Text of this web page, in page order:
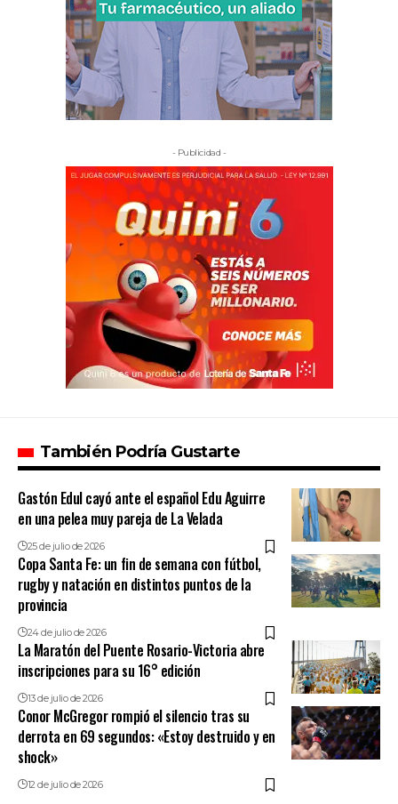
- Publicidad -
También Podría Gustarte
Gastón Edul cayó ante el español Edu Aguirre
en una pelea muy pareja de La Velada
25 de julio de 2026
Copa Santa Fe: un fin de semana con fútbol,
rugby y natación en distintos puntos de la
provincia
24 de julio de 2026
La Maratón del Puente Rosario-Victoria abre
inscripciones para su 16° edición
13 de julio de 2026
Conor McGregor rompió el silencio tras su
derrota en 69 segundos: «Estoy destruido y en
shock»
12 de julio de 2026